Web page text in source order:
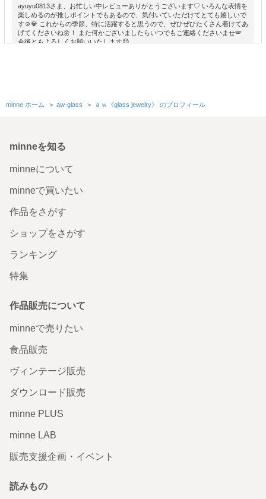
ayuyu0813さま、お忙しい中レビューありがとうございます♡ いろんな表情を
楽しめるのが推しポイントでもあるので、気付いていただけてとても嬉しいで
す☺️💎 これからの季節、特に活躍すると思うので、ぜひぜひたくさん着けてあ
げてくださいね🌼！ また何かございましたらいつでもご連絡くださいませ🪽
今後ともよろしくお願いいたします😌
れました。リングは透明感があってとても素敵です。暑く
のちょっとしたご褒美に選んでいただけたらと思い包装にもこだわっておりま
すので、そう言っていただけてとても嬉しいです☺️🩵！ ぜひぜひ、たくさん使
今後ともどうぞよろしくお願いいたします🪽♡
😌♡ 万が一の際はいつでもご相談くださいませ🌷 今後ともどうぞよろしくお
minne ホーム ＞ aw-glass ＞ ａｗ《glass jewelry》 のプロフィール
minneを知る
minneについて
minneで買いたい
作品をさがす
ショップをさがす
ランキング
特集
作品販売について
minneで売りたい
食品販売
ヴィンテージ販売
ダウンロード販売
minne PLUS
minne LAB
販売支援企画・イベント
読みもの